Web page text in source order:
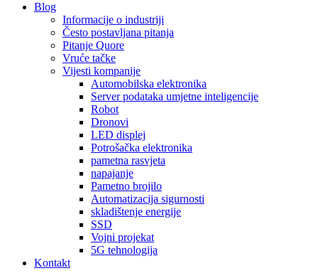
Blog
Informacije o industriji
Često postavljana pitanja
Pitanje Quore
Vruće tačke
Vijesti kompanije
Automobilska elektronika
Server podataka umjetne inteligencije
Robot
Dronovi
LED displej
Potrošačka elektronika
pametna rasvjeta
napajanje
Pametno brojilo
Automatizacija sigurnosti
skladištenje energije
SSD
Vojni projekat
5G tehnologija
Kontakt